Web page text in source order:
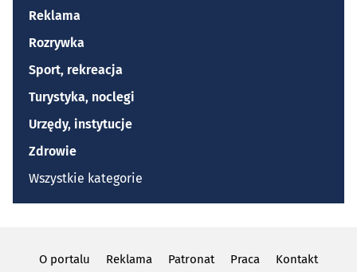
Reklama
Rozrywka
Sport, rekreacja
Turystyka, noclegi
Urzędy, instytucje
Zdrowie
Wszystkie kategorie
O portalu Reklama Patronat Praca Kontakt